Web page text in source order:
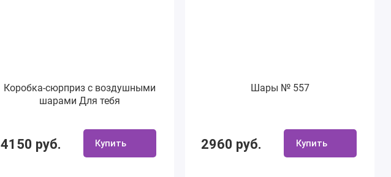
Коробка-сюрприз с воздушными
шарами Для тебя
4150 руб. Купить
Шары № 557
2960 руб. Купить